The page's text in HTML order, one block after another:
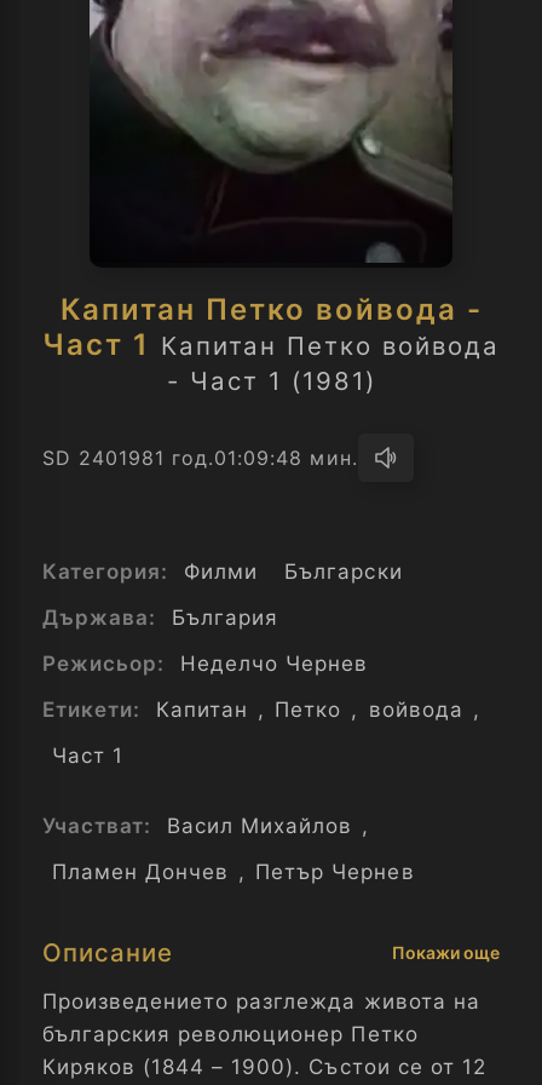
Капитан Петко войвода -
Част 1 Капитан Петко войвода
- Част 1 (1981)
SD 2401981 год.01:09:48 мин.
Категория: Филми
Български
Държава:
България
Режисьор:
Неделчо Чернев
Етикети:
Капитан , Петко , войвода ,
Част 1
Участват: Васил Михайлов ,
Пламен Дончев , Петър Чернев
Описание Покажи още
Произведението разглежда живота на
българския революционер Петко
Киряков (1844 – 1900). Състои се от 12